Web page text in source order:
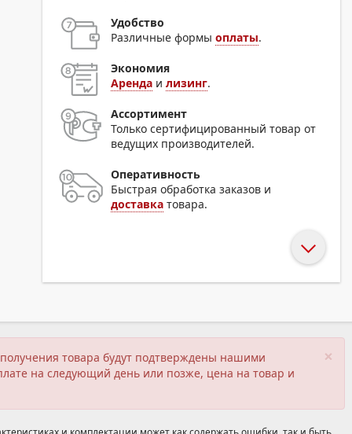
Удобство
Различные формыоплаты.
Экономия
Аренда илизинг.
Ассортимент
Только сертифицированный товар от
ведущих производителей.
Оперативность
Быстрая обработка заказов и
доставка товара.
×
товара будут подтверждены нашими
на следующий день или позже, цена на товар и